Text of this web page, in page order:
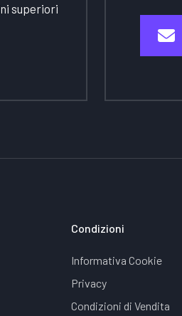
superiori
Condizioni
Informativa Cookie
Privacy
Condizioni di Vendita